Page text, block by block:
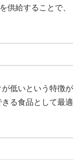
供給することで、
低いという特徴が
る食品として最適